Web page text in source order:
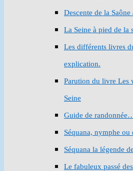
Descente de la Saône
La Seine à pied de la
Les différents livres
explication.
Parution du livre Les
Seine
Guide de
Séquana, nymphe ou
Séquana la légende
Le fabuleux passé